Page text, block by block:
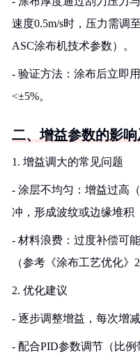
速度0.5m/s时，压力需调
ASC涂布机技术参数）。
- 验证方法：涂布后立即
<±5%。
二、增益参数的影
1. 增益调大的常见问题
- 涂层不均匀：增益过高
冲，形成波纹或边缘堆积
- 材料浪费：过度补偿可
（参考《涂布工艺优化》
2. 优化建议
- 逐步调整增益，每次增
- 配合PID参数调节（比例